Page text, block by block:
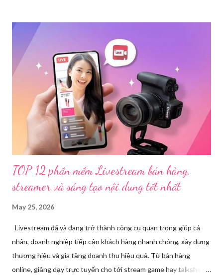
dụng điện thoại xuất hiện các hoạt động phát trực tiếp nội dung
nhạy cảm, có dấu hiệu vi phạm pháp luật. Ngay sau khi tiếp
nhận, đơn vị đã nhanh chóng tổ chức xác minh, thu thập dữ liệu
để làm rõ. Kết quả điều tra ban đầu xác định, Triệu Thị Dung
(sinh năm 1994), trú tại xã Phủ Thông, tỉnh Thái Nguyên, cùng
một số đối tượng khác đã tham gia tổ chức livestream nội dung
đồi trụy nhằm mục đích thu lợi. Các đối tượng liên quan gồm
L.V.D (sinh ...
TOP 12 phần mềm Livestream bán hàng,
streamer và sáng tạo nội dung tốt nhất
May 25, 2026
Livestream đã và đang trở thành công cụ quan trọng giúp cá
nhân, doanh nghiệp tiếp cận khách hàng nhanh chóng, xây dựng
thương hiệu và gia tăng doanh thu hiệu quả. Từ bán hàng
online, giảng dạy trực tuyến cho tới stream game hay talkshow,